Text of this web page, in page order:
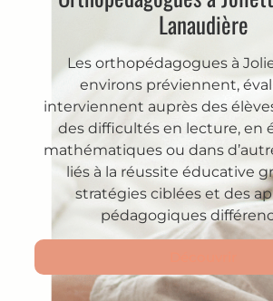
Lanaudière
Les orthopédagogues à
environs préviennent,
interviennent auprès des
des difficultés en lecture, en
mathématiques ou dans
liés à la réussite éducative
stratégies ciblées et des
pédagogiques